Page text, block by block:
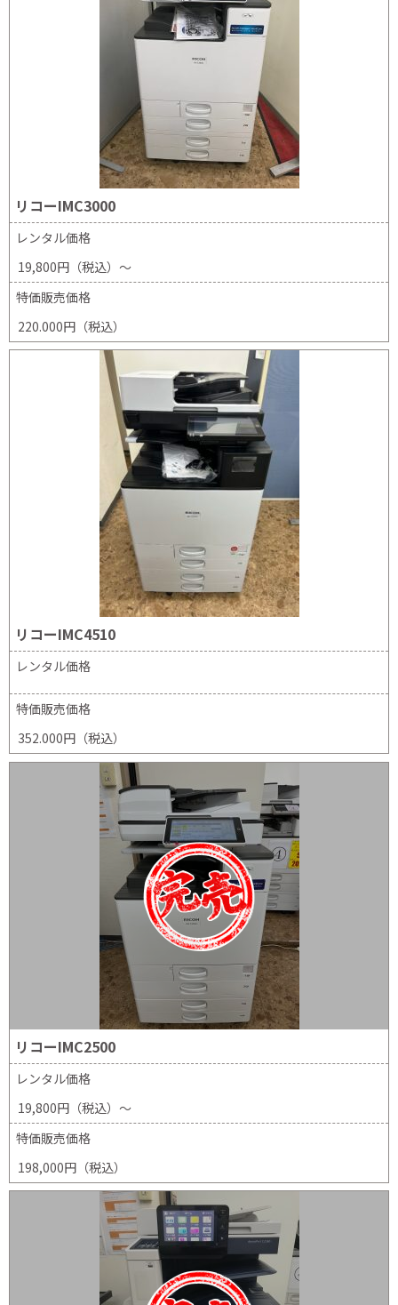
リコーIMC3000
レンタル価格
19,800円（税込）～
特価販売価格
220.000円（税込）
リコーIMC4510
レンタル価格
特価販売価格
352.000円（税込）
リコーIMC2500
レンタル価格
19,800円（税込）～
特価販売価格
198,000円（税込）